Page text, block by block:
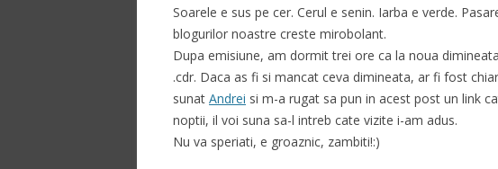
Soarele e sus pe cer. Cerul e senin. Iarba e verde.
blogurilor noastre creste mirobolant.
Dupa emisiune, am dormit trei ore ca la noua
.cdr. Daca as fi si mancat ceva dimineata, ar fi fost
sunat Andrei si m-a rugat sa pun in acest post un link
noptii, il voi suna sa-l intreb cate vizite i-am adus.
Nu va speriati, e groaznic, zambiti!:)